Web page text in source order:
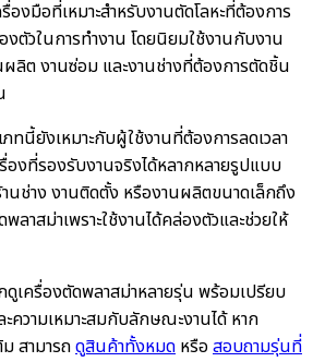
องมือที่เหมาะสำหรับงานตัดโลหะที่ต้องการ
งตัวในการทำงาน โดยนิยมใช้งานกับงาน
ผลิต งานซ่อม และงานช่างที่ต้องการตัดชิ้น
ทนี้ยังเหมาะกับผู้ใช้งานที่ต้องการลดเวลา
องที่รองรับงานจริงได้หลากหลายรูปแบบ
นช่าง งานติดตั้ง หรืองานผลิตขนาดเล็กถึง
ลาสม่าเพราะใช้งานได้คล่องตัวและช่วยให้
เครื่องตัดพลาสม่าหลายรุ่น พร้อมเปรียบ
ความเหมาะสมกับลักษณะงานได้ หาก
สามารถดูสินค้าทั้งหมด หรือ สอบถามรุ่นที่